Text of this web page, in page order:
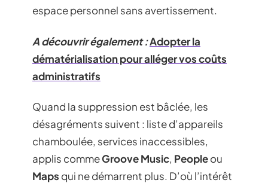
espace personnel sans avertissement.
A découvrir également :Adopter la
dématérialisation pour alléger vos coûts
administratifs
Quand la suppression est bâclée, les
désagréments suivent : liste d’appareils
chamboulée, services inaccessibles,
applis commeGroove Music, Peopleou
Maps qui ne démarrent plus. D’où l’intérêt